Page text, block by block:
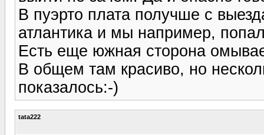
В пуэрто плата получше с
атлантика и мы например,
Есть еще южная сторона
В общем там красиво, но
показалось:-)
tata222